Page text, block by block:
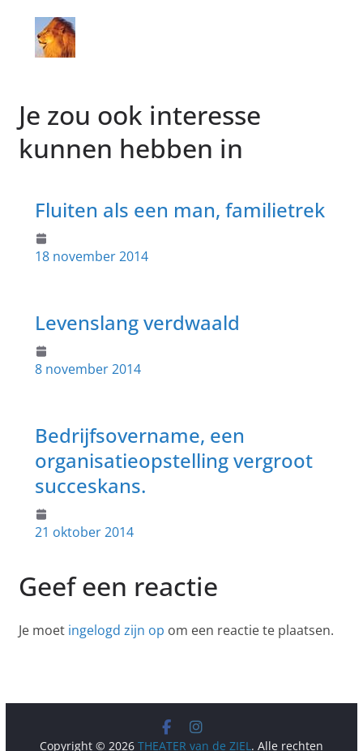
Je zou ook interesse
kunnen hebben in
Fluiten als een man, familietrek
18 november 2014
Levenslang verdwaald
8 november 2014
Bedrijfsovername, een
organisatieopstelling vergroot
succeskans.
21 oktober 2014
Geef een reactie
Je moet ingelogd zijn op om een reactie te plaatsen.
Copyright © 2026 THEATER van de ZIEL. Alle rechten